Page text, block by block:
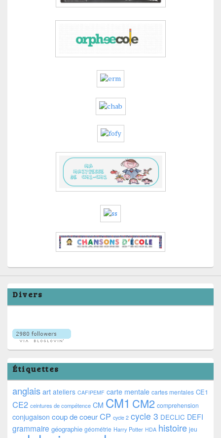
Divers
Étiquettes
anglaisart ateliers CAFIPEMF carte mentale cartes mentales CE1
CE2 ceintures de compétence CM CM1 CM2 comprehension
conjugaison coup de coeurCP cycle 2 cycle 3 DECLIC DEFI
grammaire géographie géométrie Harry Potter HDA histoire jeu